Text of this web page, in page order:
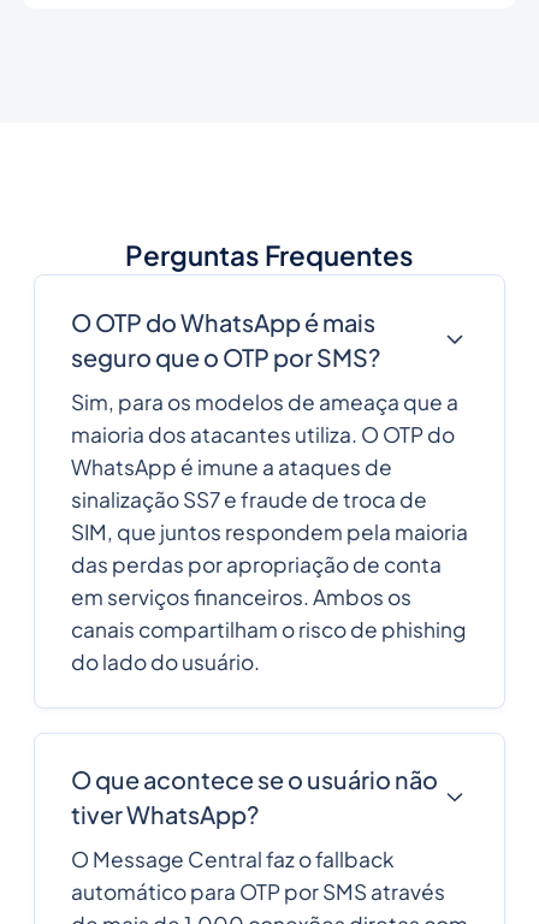
Perguntas Frequentes
O OTP do WhatsApp é mais
seguro que o OTP por SMS?
Sim, para os modelos de ameaça que a
maioria dos atacantes utiliza. O OTP do
WhatsApp é imune a ataques de
sinalização SS7 e fraude de troca de
SIM, que juntos respondem pela maioria
das perdas por apropriação de conta
em serviços financeiros. Ambos os
canais compartilham o risco de phishing
do lado do usuário.
O que acontece se o usuário não
tiver WhatsApp?
O Message Central faz o fallback
automático para OTP por SMS através